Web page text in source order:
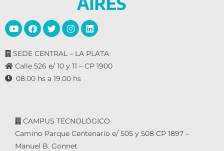
SEDE CENTRAL – LA PLATA
Calle 526 e/ 10 y 11 – CP 1900
08.00 hs a 19.00 hs
CAMPUS TECNOLÓGICO
Camino Parque Centenario e/ 505 y 508 CP 1897 –
Manuel B. Gonnet